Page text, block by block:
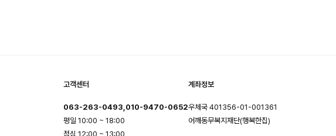
고객센터
063-263-0493,010-9470-0652
평일 10:00 ~ 18:00
점심 12:00 ~ 13:00
계좌정보
우체국 401356-01-001361
어깨동무복지재단(행복한집)